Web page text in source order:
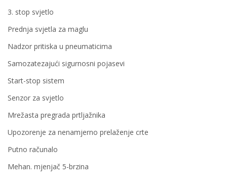
3. stop svjetlo
Prednja svjetla za maglu
Nadzor pritiska u pneumaticima
Samozatezajući sigurnosni pojasevi
Start-stop sistem
Senzor za svjetlo
Mrežasta pregrada prtljažnika
Upozorenje za nenamjerno prelaženje crte
Putno računalo
Mehan. mjenjač 5-brzina